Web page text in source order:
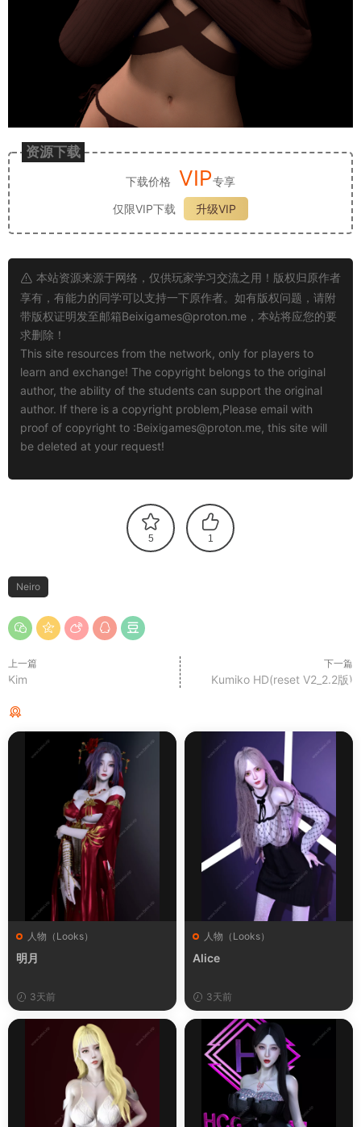
资源下载
下载价格 VIP专享
仅限VIP下载
升级VIP
本站资源来源于网络，仅供玩家学习交流之用！版权归原作者
享有，有能力的同学可以支持一下原作者。如有版权问题，请附
带版权证明发至邮箱Beixigames@proton.me ，本站将应您的要
求删除！
This site resources from the network, only for players to
learn and exchange! The copyright belongs to the original
author, the ability of the students can support the original
author. If there is a copyright problem,Please email with
proof of copyright to :Beixigames@proton.me, this site will
be deleted at your request!
5 1
Neiro
上一篇
Kim
下一篇
Kumiko HD(reset V2_2.2版)
人物（Looks）
明月
3天前
人物（Looks）
Alice
3天前